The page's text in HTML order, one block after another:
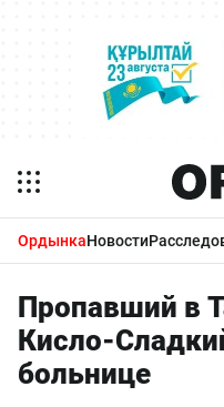
ОрдынкаНовости
Пропавший в
Кисло-
больнице